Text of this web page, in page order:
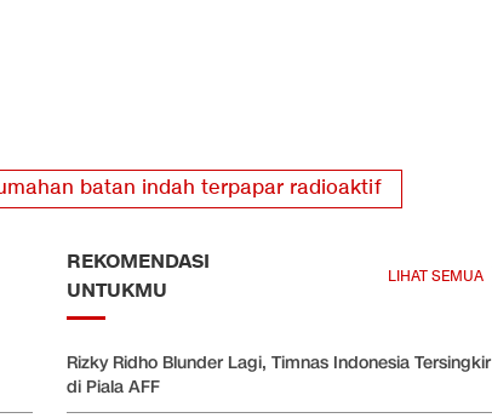
batan indah terpapar radioaktif
REKOMENDASI
UNTUKMU
LIHAT SEMUA
Rizky Ridho Blunder Lagi, Timnas Indonesia Tersingkir
di Piala AFF